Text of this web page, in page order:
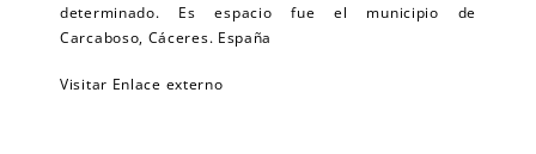
determinado. Es espacio fue el municipio de
Carcaboso, Cáceres. España
Visitar Enlace externo